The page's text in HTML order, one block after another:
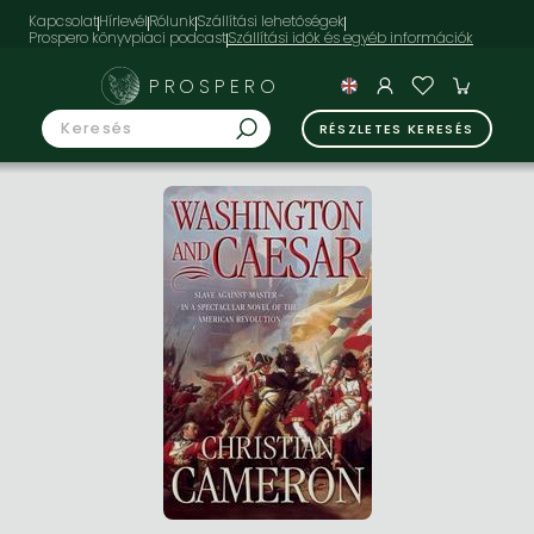
KapcsolatHírlevélRólunkSzállítási lehetőségek
Prospero könyvpiaci podcast
PROSPERO
RÉSZLETES KERESÉS